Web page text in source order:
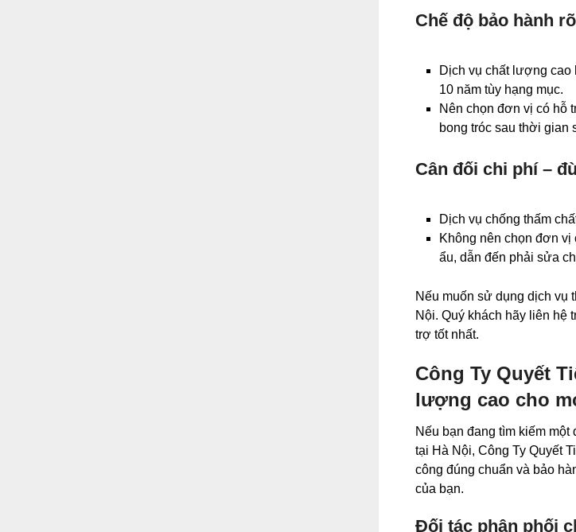
Chế độ bảo hành
Dịch vụ chất lượng cao
10 năm tùy hạng mục.
Nên chọn đơn vị có hỗ
bong tróc sau thời gian
Cân đối chi phí –
Dịch vụ chống thấm
Không nên chọn đơn
ẩu, dẫn đến phải sửa
Nếu muốn sử dụng dịch vụ
Nội. Quý khách hãy liên hệ
trợ tốt nhất.
Công Ty Quyết
lượng cao cho
Nếu bạn đang tìm kiếm
tại Hà Nội, Công Ty Quyết
công đúng chuẩn và bảo
của bạn.
Đối tác phân phối